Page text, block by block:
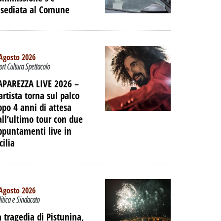
DELL'EX
al Comune
2026
Cultura Spettacolo
LIVE 2026 –
torna sul palco
4 anni di attesa
tour con due
live in
2026
e Sindacato
tragedia di Pistunina,